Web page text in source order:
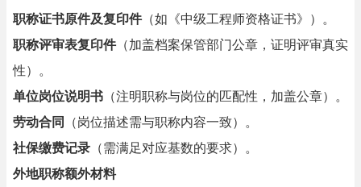
职称证书原件及复印件（如《中级工程师资格证书》）。
职称评审表复印件（加盖档案保管部门公章，证明评审真实
性）。
单位岗位说明书 （注明职称与岗位的匹配性，加盖公章）。
劳动合同
（岗位描述需与职称内容一致）。
社保缴费记录 （需满足对应基数的要求）。
外地职称额外材料